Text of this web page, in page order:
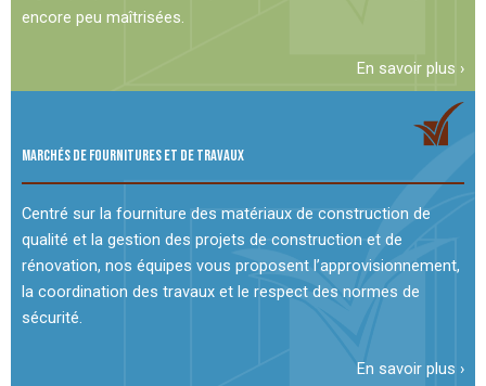
encore peu maîtrisées.
En savoir plus ›
MARCHÉS DE FOURNITURES ET DE TRAVAUX
Centré sur la fourniture des matériaux de construction de
qualité et la gestion des projets de construction et de
rénovation, nos équipes vous proposent l’approvisionnement,
la coordination des travaux et le respect des normes de
sécurité.
En savoir plus ›